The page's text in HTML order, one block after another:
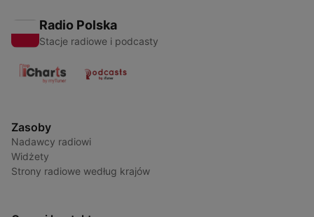
Radio Polska
Stacje radiowe i podcasty
Zasoby
Nadawcy radiowi
Widżety
Strony radiowe według krajów